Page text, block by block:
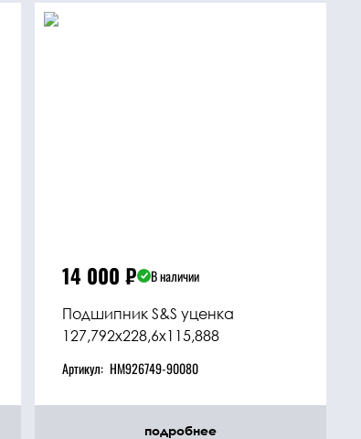
14 000 ₽
В наличии
Подшипник S&S уценка
127,792x228,6x115,888
Артикул: HM926749-90080
подробнее